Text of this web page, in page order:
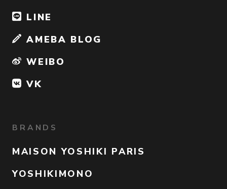
LINE
AMEBA BLOG
WEIBO
VK
BRANDS
MAISON YOSHIKI PARIS
YOSHIKIMONO